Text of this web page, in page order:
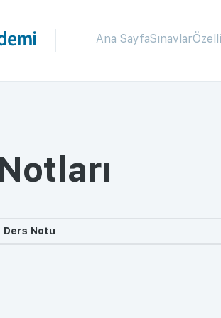
Ana SayfaSınavlar
Ders Notu